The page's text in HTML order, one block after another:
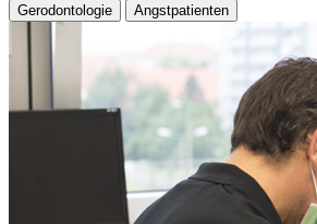
Gerodontologie
Angstpatienten